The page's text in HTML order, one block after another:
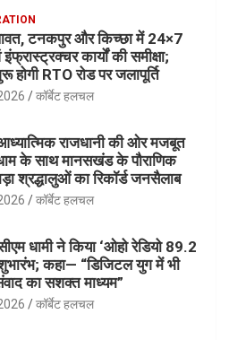
टनकपुर और किच्छा में 24×7
इंफ्रास्ट्रक्चर कार्यों की समीक्षा;
RTO रोड पर जलापूर्ति
कॉर्बेट हलचल
राजधानी की ओर मजबूत
के साथ मानसखंड के पौराणिक
श्रद्धालुओं का रिकॉर्ड जनसैलाब
कॉर्बेट हलचल
धामी ने किया ‘ओहो रेडियो 89.2
कहा— “डिजिटल युग में भी
का सशक्त माध्यम”
कॉर्बेट हलचल